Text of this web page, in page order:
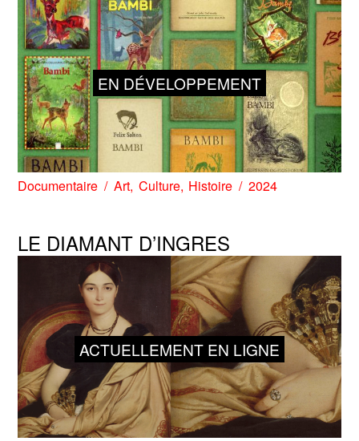
EN DÉVELOPPEMENT
Documentaire Art Culture Histoire 2024
LE DIAMANT D’INGRES
ACTUELLEMENT EN LIGNE